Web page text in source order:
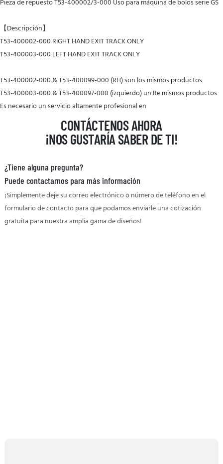
Pieza de repuesto T53-400002/3-000 Uso para máquina de bolos serie GS
【Descripción】
T53-400002-000 RIGHT HAND EXIT TRACK ONLY
T53-400003-000 LEFT HAND EXIT TRACK ONLY
T53-400002-000 & T53-400099-000 (RH) son los mismos productos
T53-400003-000 & T53-400097-000 (izquierdo) un Re mismos productos
Es necesario un servicio altamente profesional en
CONTÁCTENOS AHORA
¡NOS GUSTARÍA SABER DE TI!
¿Tiene alguna pregunta?
Puede contactarnos para más información
¡Simplemente deje su correo electrónico o número de teléfono en el
formulario de contacto para que podamos enviarle una cotización
gratuita para nuestra amplia gama de diseños!